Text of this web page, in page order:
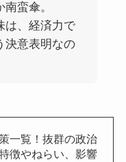
蛮傘。
は、経済力で
決意表明なの
一覧！抜群の政治
徴やねらい、影響